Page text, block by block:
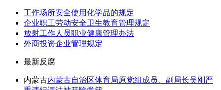
工作场所安全使用化学品的规定
企业职工劳动安全卫生教育管理规定
放射工作人员职业健康管理办法
外商投资企业管理规定
最新反腐
内蒙古内蒙古自治区体育局原党组成员、副局长吴刚严